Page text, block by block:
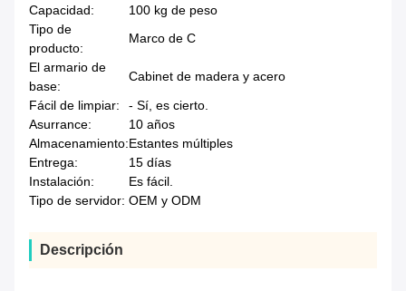
Capacidad:
100 kg de peso
Tipo de
producto:
Marco de C
El armario de
base:
Cabinet de madera y acero
Fácil de limpiar:
- Sí, es cierto.
Asurrance:
10 años
Almacenamiento:Estantes múltiples
Entrega:
15 días
Instalación:
Es fácil.
Tipo de servidor: OEM y ODM
Descripción